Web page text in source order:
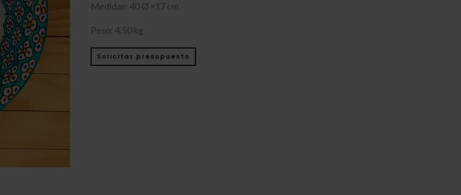
Medidas: 40 Ø ×17 cm
Peso: 4,50 kg
Solicitar presupuesto